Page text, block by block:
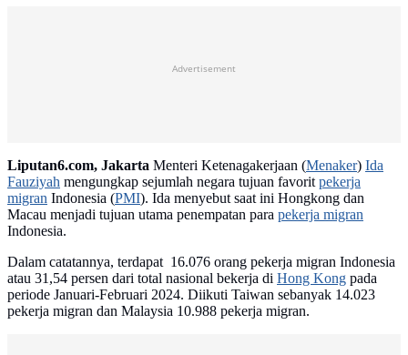
Advertisement
Liputan6.com, Jakarta Menteri Ketenagakerjaan (Menaker) Ida
Fauziyah mengungkap sejumlah negara tujuan favoritpekerja
migran Indonesia (PMI). Ida menyebut saat ini Hongkong dan
Macau menjadi tujuan utama penempatan para pekerja migran
Indonesia.
Dalam catatannya, terdapat 16.076 orang pekerja migran Indonesia
atau 31,54 persen dari total nasional bekerja di Hong Kong pada
periode Januari-Februari 2024. Diikuti Taiwan sebanyak 14.023
pekerja migran dan Malaysia 10.988 pekerja migran.